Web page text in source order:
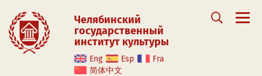
Челябинский
государственный
институт культуры
Eng Esp
Fra
简体中文